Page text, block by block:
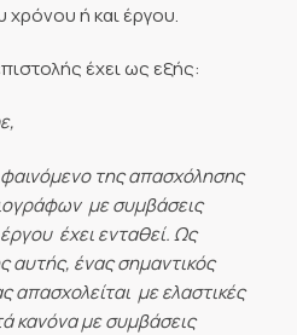
ή και έργου.
έχει ως εξής:
της απασχόλησης
με συμβάσεις
έχει ενταθεί. Ως
αυτής, ένας σημαντικός
με ελαστικές
κανόνα με συμβάσεις